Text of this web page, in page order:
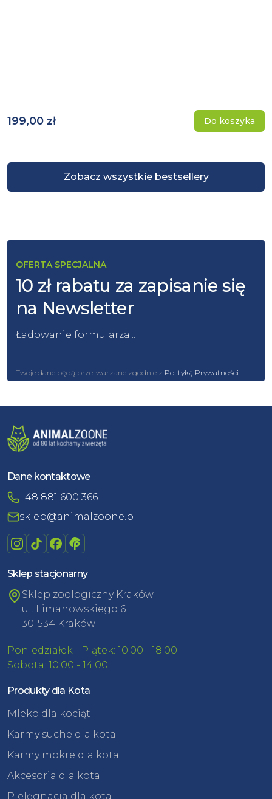
Zobacz wszystkie bestsellery
199,00 zł Do koszyka
OFERTA SPECJALNA
10 zł rabatu za zapisanie się
na Newsletter
Ładowanie formularza...
Twoje dane będą przetwarzane zgodnie z Polityką Prywatności
Dane kontaktowe
+48 881 600 366
sklep@animalzoone.pl
Sklep stacjonarny
Sklep zoologiczny Kraków
ul. Limanowskiego 6
30-534 Kraków
Poniedziałek - Piątek: 10:00 - 18:00
Sobota: 10:00 - 14:00
Produkty dla Kota
Mleko dla kociąt
Karmy suche dla kota
Karmy mokre dla kota
Akcesoria dla kota
Pielęgnacja dla kota